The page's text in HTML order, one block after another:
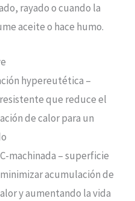
rayado o cuando la
aceite o hace humo.
hypereutética –
que reduce el
de calor para un
machinada – superficie
acumulación de
y aumentando la vida